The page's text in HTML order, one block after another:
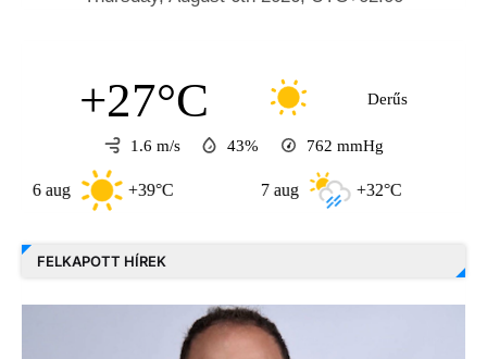
+27°C Derűs
1.6 m/s 43% 762 mmHg
+39°C +32°C
FELKAPOTT HÍREK